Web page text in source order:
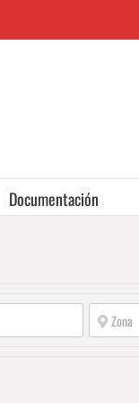
Documentación